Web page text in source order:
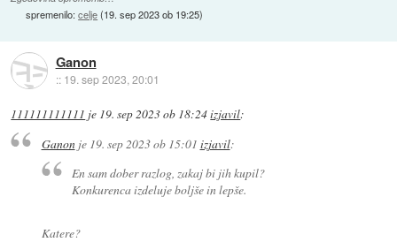
spremenilo:celje(19. sep 2023 ob 19:25)
Ganon
:: 19. sep 2023, 20:01
111111111111 je 19. sep 2023 ob 18:24izjavil:
Ganonje 19. sep 2023 ob 15:01 izjavil:
En sam dober razlog, zakaj bi jih kupil?
Konkurenca izdeluje boljše in lepše.
Katere?